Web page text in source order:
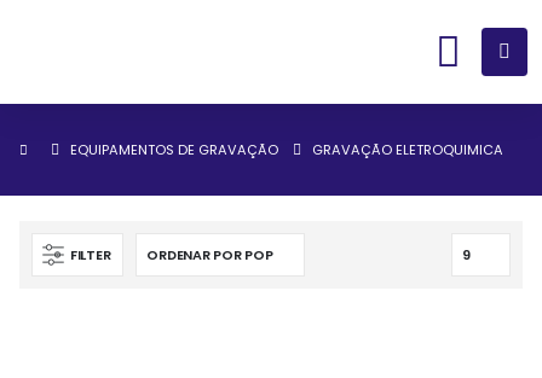
EQUIPAMENTOS DE GRAVAÇÃO GRAVAÇÃO ELETROQUIMICA
FILTER